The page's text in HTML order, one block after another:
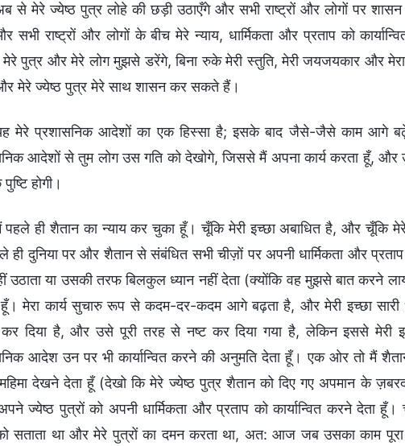
से मेरे ज्येष्ठ पुत्र लोहे की छड़ी उठाएँगे और सभी राष्ट्रों और लोगों पर
सभी राष्ट्रों और लोगों के बीच मेरे न्याय, धार्मिकता और प्रताप को
पुत्र और मेरे लोग मुझसे डरेंगे, बिना रुके मेरी स्तुति, मेरी जयजयकार और मेरा
मेरे ज्येष्ठ पुत्र मेरे साथ शासन कर सकते हैं।
मेरे प्रशासनिक आदेशों का एक हिस्सा है; इसके बाद जैसे-जैसे काम आगे
आदेशों से तुम लोग उस गति को देखोगे, जिससे मैं अपना कार्य करता हूँ, और
होगी।
पहले ही शैतान का न्याय कर चुका हूँ। चूँकि मेरी इच्छा अबाधित है, और चूँकि
ही दुनिया पर और शैतान से संबंधित सभी चीज़ों पर अपनी धार्मिकता और
उठाता या उसकी तरफ बिलकुल ध्यान नहीं देता (क्योंकि वह मुझसे बात करने
हूँ। मेरा कार्य सुचारु रूप से कदम-दर-कदम आगे बढ़ता है, और मेरी इच्छा
कर दिया है, और उसे पूरी तरह से नष्ट कर दिया गया है, लेकिन इससे मेरी
आदेश उन पर भी कार्यान्वित करने की अनुमति देता हूँ। एक ओर तो मैं
देखने देता हूँ (देखो कि मेरे ज्येष्ठ पुत्र शैतान को दिए गए अपमान के
ज्येष्ठ पुत्रों को अपनी धार्मिकता और प्रताप को कार्यान्वित करने देता
सताता था और मेरे पुत्रों का दमन करता था, अत: आज जब उसका काम पूरा